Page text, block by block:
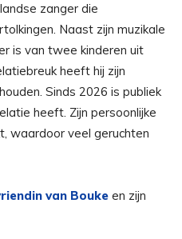
zanger die
Naast zijn muzikale
is van twee kinderen uit
heeft hij zijn
Sinds 2026 is publiek
heeft. Zijn persoonlijke
waardoor veel geruchten
van Bouke en zijn